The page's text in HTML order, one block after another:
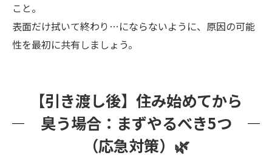
こと。
表面だけ拭いて終わり…にならないように、原因の可能
性を最初に共有しましょう。
【引き渡し後】住み始めてから
臭う場合：まずやるべき5つ
（応急対策）🌿